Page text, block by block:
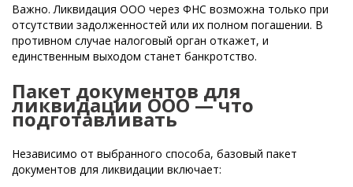
Важно. Ликвидация ООО через ФНС возможна только при
отсутствии задолженностей или их полном погашении. В
противном случае налоговый орган откажет, и
единственным выходом станет банкротство.
Пакет документов для
ликвидации ООО — что
подготавливать
Независимо от выбранного способа, базовый пакет
документов для ликвидации включает: